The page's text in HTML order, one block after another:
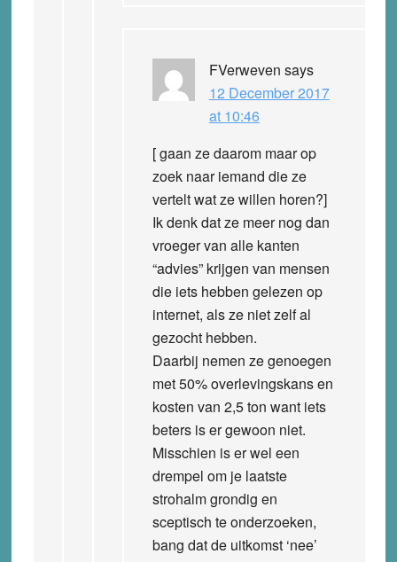
FVerweven says
12 December 2017
at 10:46
[ gaan ze daarom maar op
zoek naar iemand die ze
vertelt wat ze willen horen?]
Ik denk dat ze meer nog dan
vroeger van alle kanten
“advies” krijgen van mensen
die iets hebben gelezen op
internet, als ze niet zelf al
gezocht hebben.
Daarbij nemen ze genoegen
met 50% overlevingskans en
kosten van 2,5 ton want iets
beters is er gewoon niet.
Misschien is er wel een
drempel om je laatste
strohalm grondig en
sceptisch te onderzoeken,
bang dat de uitkomst ‘nee’